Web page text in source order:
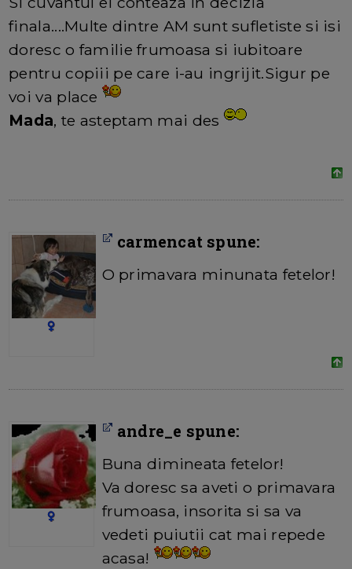
finala....Multe dintre AM sunt sufletiste si isi
doresc o familie frumoasa si iubitoare
pentru copiii pe care i-au ingrijit.Sigur pe
voi va place
Mada, te asteptam mai des
carmencat spune:
O primavara minunata fetelor!
andre_e spune:
Buna dimineata fetelor!
Va doresc sa aveti o primavara
frumoasa, insorita si sa va
vedeti puiutii cat mai repede
acasa!